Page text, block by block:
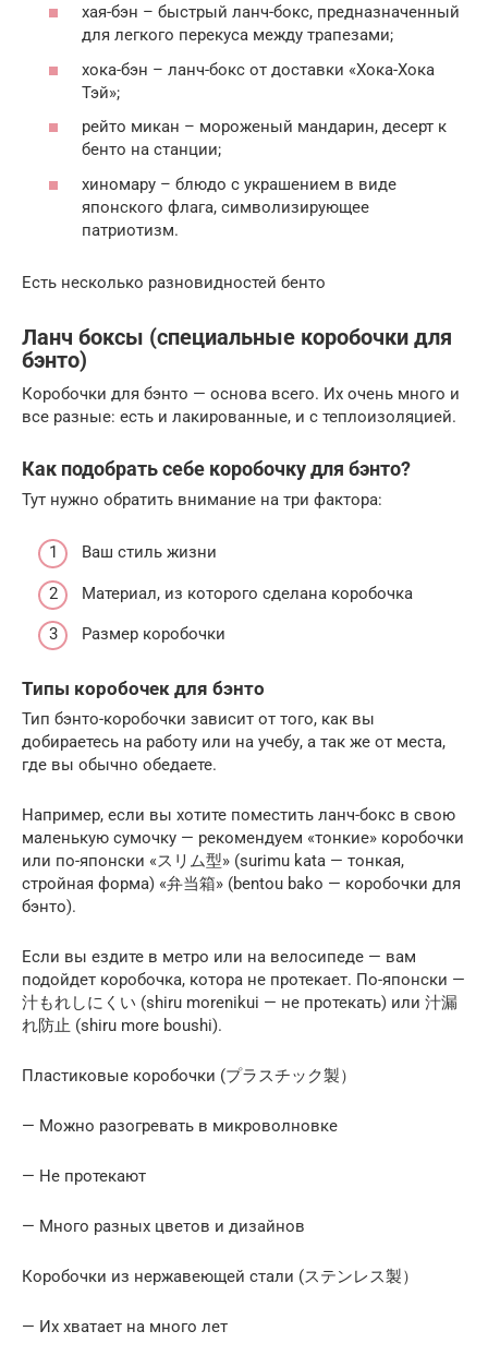
хая-бэн – быстрый ланч-бокс, предназначенный
для легкого перекуса между трапезами;
хока-бэн – ланч-бокс от доставки «Хока-Хока
Тэй»;
рейто микан – мороженый мандарин, десерт к
бенто на станции;
хиномару – блюдо с украшением в виде
японского флага, символизирующее
патриотизм.
Есть несколько разновидностей бенто
Ланч боксы (специальные коробочки для
бэнто)
Коробочки для бэнто — основа всего. Их очень много и
все разные: есть и лакированные, и с теплоизоляцией.
Как подобрать себе коробочку для бэнто?
Тут нужно обратить внимание на три фактора:
Ваш стиль жизни
Материал, из которого сделана коробочка
Размер коробочки
Типы коробочек для бэнто
Тип бэнто-коробочки зависит от того, как вы
добираетесь на работу или на учебу, а так же от места,
где вы обычно обедаете.
Например, если вы хотите поместить ланч-бокс в свою
маленькую сумочку — рекомендуем «тонкие» коробочки
или по-японски «スリム型» (surimu kata — тонкая,
стройная форма) «弁当箱» (bentou bako — коробочки для
бэнто).
Если вы ездите в метро или на велосипеде — вам
подойдет коробочка, котора не протекает. По-японски —
汁もれしにくい (shiru morenikui — не протекать) или 汁漏
れ防止 (shiru more boushi).
Пластиковые коробочки (プラスチック製）
— Можно разогревать в микроволновке
— Не протекают
— Много разных цветов и дизайнов
Коробочки из нержавеющей стали (ステンレス製）
— Их хватает на много лет